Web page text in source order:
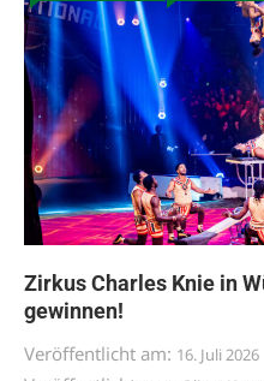
Zirkus Charles Knie in
gewinnen!
Veröffentlicht am: 16. Juli 2026